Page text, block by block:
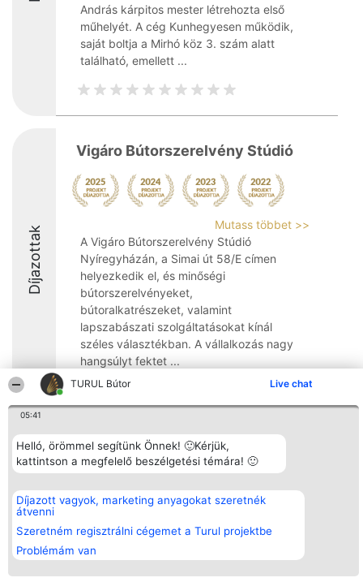
TURUL Bútor Live chat
05:41
Helló, örömmel segítünk Önnek! 🙂Kérjük,
kattintson a megfelelő beszélgetési témára! 🙂
Díjazott vagyok, marketing anyagokat szeretnék
átvenni
Szeretném regisztrálni cégemet a Turul projektbe
Problémám van
András kárpitos mester létrehozta első
műhelyét. A cég Kunhegyesen működik,
saját boltja a Mirhó köz 3. szám alatt
található, emellett ...
Díjazottak
Vigáro Bútorszerelvény Stúdió
Mutass többet >>
A Vigáro Bútorszerelvény Stúdió
Nyíregyházán, a Simai út 58/E címen
helyezkedik el, és minőségi
bútorszerelvényeket,
bútoralkatrészeket, valamint
lapszabászati szolgáltatásokat kínál
széles választékban. A vállalkozás nagy
hangsúlyt fektet ...
8.3
Rangsorszervező
SC Beautiful Company S.R.L.
Bulevardul Aleea Timișul De
4, Ap. 13
Bukarest 53-238
tel: +363 033 425 71
Népszavazás
Nyertesek
Az összes
listája
Szabályok
Polityka
Elérhetőség